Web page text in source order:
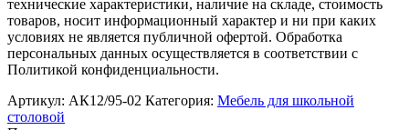
столовой,
6-
местная
(стол
табуретов)Размер:
стол
технические характеристики, наличие на складе, стоимость
товаров, носит информационный характер и ни при каких
условиях не является публичной офертой. Обработка
персональных данных осуществляется в соответствии с
Политикой конфиденциальности.
Артикул: АК12/95-02 Категория: Мебель для школьной
столовой